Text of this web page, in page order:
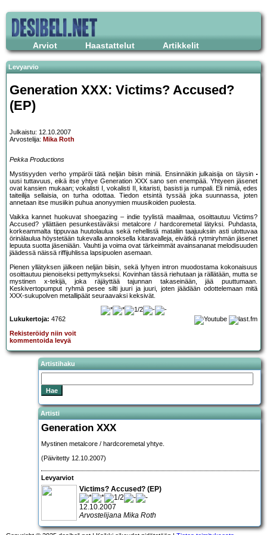
Arviot Haastattelut Artikkelit
Levyarvio
Generation XXX: Victims? Accused?
(EP)
Julkaistu: 12.10.2007
Arvostelija: Mika Roth
Pekka Productions
Mystisyyden verho ympäröi tätä neljän biisin miniä. Ensinnäkin julkaisija on täysin
uusi tuttavuus, eikä itse yhtye Generation XXX sano sen enempää. Yhtyeen jäsenet
ovat kansien mukaan; vokalisti I, vokalisti II, kitaristi, basisti ja rumpali. Eli nimiä, edes
taiteilija sellaisia, on turha odottaa. Tiedon etsintä tyssää joka suunnassa, joten
annetaan itse musiikin puhua anonyymien muusikoiden puolesta.
Vaikka kannet huokuvat shoegazing – indie tyylistä maailmaa, osoittautuu Victims?
Accused? yllättäen pesunkestäväksi metalcore / hardcoremetal lätyksi. Puhdasta,
korkeammalta tippuvaa huutolaulua sekä rehellistä mataliin taajuuksiin asti ulottuvaa
örinälaulua höystetään tukevalla annoksella kitaravalleja, eivätkä rytmiryhmän jäsenet
lepuuta suotta jäseniään. Vauhti ja voima ovat tärkeimmät avainsananat melodisuuden
jäädessä näissä riffijuhlissa lapsipuolen asemaan.
Pienen yllätyksen jälkeen neljän biisin, sekä lyhyen intron muodostama kokonaisuus
osoittautuu pienoiseksi pettymykseksi. Kovinhan tässä riehutaan ja rällätään, mutta se
mystinen x-tekijä, joka räjäyttää tajunnan takaseinään, jää puuttumaan.
Keskivertopumput ryhmä pesee silti juuri ja juuri, joten jäädään odottelemaan mitä
XXX-sukupolven metallipäät seuraavaksi keksivät.
Lukukertoja: 4762
Rekisteröidy niin voit
kommentoida levyä
Artistihaku
Artisti
Generation XXX
Mystinen metalcore / hardcoremetal yhtye.
(Päivitetty 12.10.2007)
Levyarviot
Victims? Accused? (EP)
12.10.2007
Arvostelijana Mika Roth